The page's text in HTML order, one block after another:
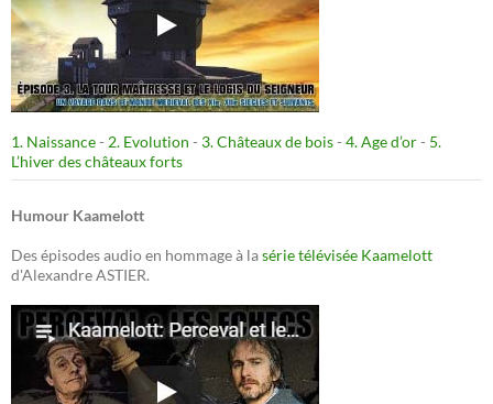
1. Naissance- 2. Evolution - 3. Châteaux de bois- 4. Age d’or- 5.
L’hiver des châteaux forts
Humour Kaamelott
Des épisodes audio en hommage à lasérie télévisée Kaamelott
d'Alexandre ASTIER.